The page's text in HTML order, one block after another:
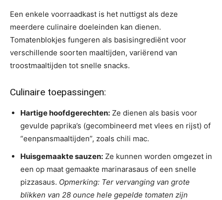
Een enkele voorraadkast is het nuttigst als deze
meerdere culinaire doeleinden kan dienen.
Tomatenblokjes fungeren als basisingrediënt voor
verschillende soorten maaltijden, variërend van
troostmaaltijden tot snelle snacks.
Culinaire toepassingen:
Hartige hoofdgerechten: Ze dienen als basis voor
gevulde paprika’s (gecombineerd met vlees en rijst) of
“eenpansmaaltijden”, zoals chili mac.
Huisgemaakte sauzen: Ze kunnen worden omgezet in
een op maat gemaakte marinarasaus of een snelle
pizzasaus. Opmerking: Ter vervanging van grote
blikken van 28 ounce hele gepelde tomaten zijn